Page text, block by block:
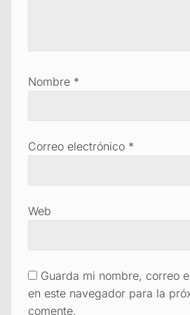
Nombre *
Correo electrónico *
Web
Guarda mi nombre, correo
en este navegador para la
comente.